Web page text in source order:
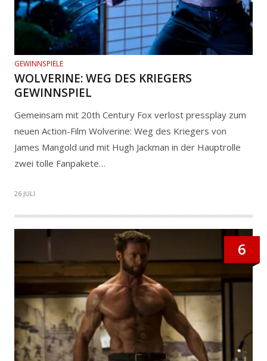
GEWINNSPIELE
WOLVERINE: WEG DES KRIEGERS
GEWINNSPIEL
Gemeinsam mit 20th Century Fox verlost pressplay zum
neuen Action-Film Wolverine: Weg des Kriegers von
James Mangold und mit Hugh Jackman in der Hauptrolle
zwei tolle Fanpakete…
26 JULI
6